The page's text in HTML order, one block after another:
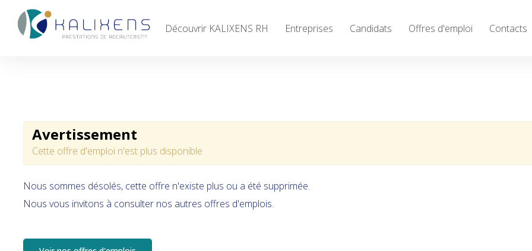
Entreprises
Candidats
Offres d'emploi
Contacts
Découvrir KALIXENS RH Entreprises Candidats Offres d'emploi Contacts
Avertissement
Cette offre d'emploi n'est plus disponible
Nous sommes désolés, cette offre n'existe plus ou a été supprimée.
Nous vous invitons à consulter nos autres offres d'emplois.